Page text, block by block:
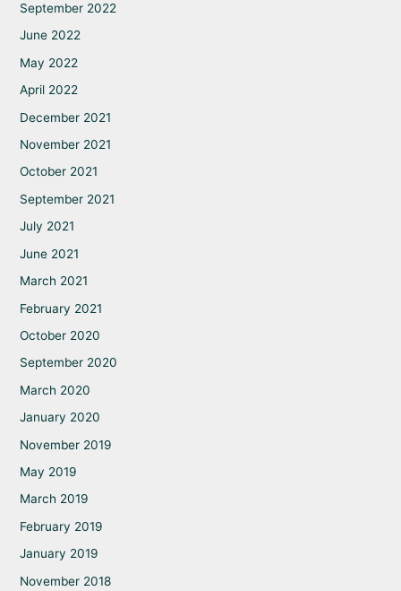
September 2022
June 2022
May 2022
April 2022
December 2021
November 2021
October 2021
September 2021
July 2021
June 2021
March 2021
February 2021
October 2020
September 2020
March 2020
January 2020
November 2019
May 2019
March 2019
February 2019
January 2019
November 2018